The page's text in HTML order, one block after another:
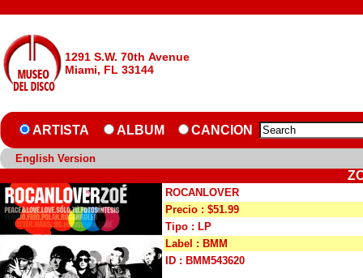
1291 S.W. 70th Avenue
Miami, FL 33144
ARTISTA ALBUM CANCION
English Version
ROCANLOVER
Precio : $51.99
Tipo : LP
Label : BMM
ID : BMM543620